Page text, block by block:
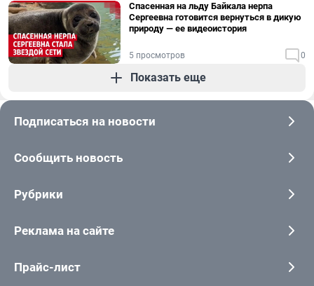
Спасенная на льду Байкала нерпа
Сергеевна готовится вернуться в дикую
природу — ее видеоистория
5 просмотров 0
Показать еще
Подписаться на новости
Сообщить новость
Рубрики
Реклама на сайте
Прайс-лист